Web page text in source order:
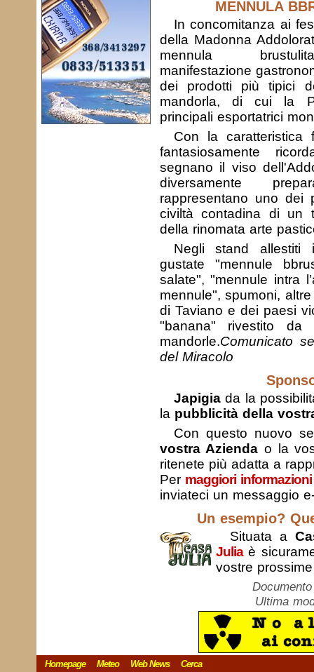
MENNULA
In concomitanza ai
della Madonna
mennula
manifestazione
dei prodotti più tipici
mandorla, di cui la
principali esportatrici
Con la caratteristica
fantasiosamente
segnano il viso
diversamente
rappresentano uno dei
civiltà contadina di un
della rinomata arte
Negli stand allestiti
gustate "mennule
salate", "mennule intra
mennule", spumoni,
di Taviano e dei paesi
"banana" rivestito
mandorle.Comunicato
del Miracolo
Japigiada la
la pubblicità della
Con questo nuovo
vostra Azienda o la
ritenete più adatta a
Per maggiori informazioni
inviateci un messaggio
Un esempio?
Situata a
Juliaè
vostre
Ultima
Homepage Meteo Web News Cerca